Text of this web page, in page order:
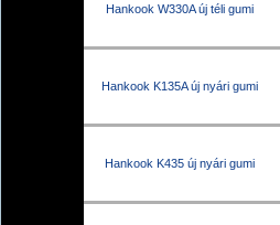
Hankook W330A új téli gumi
Hankook K135A új nyári gumi
Hankook K435 új nyári gumi